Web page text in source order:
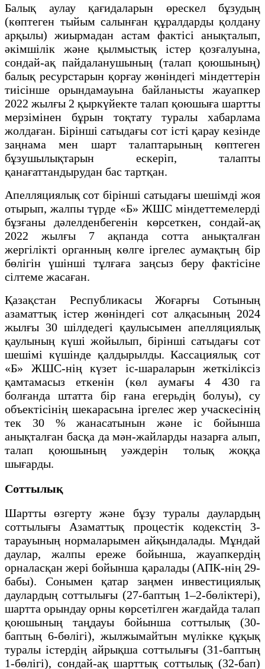
Балық аулау қағидаларын өрескел бұзудың
(көптеген тыйым салынған құралдарды қолдану
арқылы) жиырмадан астам фактісі анықталып,
әкімшілік және қылмыстық істер қозғалуына,
сондай-ақ пайдаланушының (талап қоюшының)
балық ресурстарын қорғау жөніндегі міндеттерін
тиісінше орындамауына байланысты жауапкер
2022 жылғы 2 қыркүйекте талап қоюшыға шартты
мерзімінен бұрын тоқтату туралы хабарлама
жолдаған. Бірінші сатыдағы сот істі қарау кезінде
заңнама мен шарт талаптарының көптеген
бұзушылықтарын ескеріп, талапты
қанағаттандырудан бас тартқан.
Апелляциялық сот бірінші сатыдағы шешімді жоя
отырып, жалпы түрде «Б» ЖШС міндеттемелерді
бұзғаны дәлелденбегенін көрсеткен, сондай-ақ
2022 жылғы 7 ақпанда сотта анықталған
жергілікті органның көлге іргелес аумақтың бір
бөлігін үшінші тұлғаға заңсыз беру фактісіне
сілтеме жасаған.
Қазақстан Республикасы Жоғарғы Сотының
азаматтық істер жөніндегі сот алқасының 2024
жылғы 30 шілдедегі қаулысымен апелляциялық
қаулының күші жойылып, бірінші сатыдағы сот
шешімі күшінде қалдырылды. Кассациялық сот
«Б» ЖШС-нің күзет іс-шараларын жеткіліксіз
қамтамасыз еткенін (көл аумағы 4 430 га
болғанда штатта бір ғана егерьдің болуы), су
объектісінің шекарасына іргелес жер учаскесінің
тек 30 % жанасатынын және іс бойынша
анықталған басқа да мән-жайларды назарға алып,
талап қоюшының уәждерін толық жоққа
шығарды.
Соттылық
Шартты өзгерту және бұзу туралы даулардың
соттылығы Азаматтық процестік кодекстің 3-
тарауының нормаларымен айқындалады. Мұндай
даулар, жалпы ереже бойынша, жауапкердің
орналасқан жері бойынша қаралады (АПК-нің 29-
бабы). Сонымен қатар заңмен инвестициялық
даулардың соттылығы (27-баптың 1–2-бөліктері),
шартта орындау орны көрсетілген жағдайда талап
қоюшының таңдауы бойынша соттылық (30-
баптың 6-бөлігі), жылжымайтын мүлікке құқық
туралы істердің айрықша соттылығы (31-баптың
1-бөлігі), сондай-ақ шарттық соттылық (32-бап)